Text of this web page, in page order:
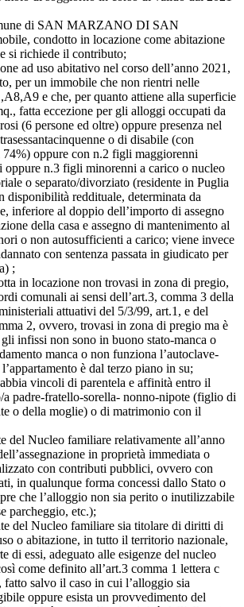
di SAN MARZANO DI SAN
condotto in locazione come abitazione
si richiede il contributo;
ad uso abitativo nel corso dell’anno 2021,
per un immobile che non rientri nelle
e che, per quanto attiene alla superficie
fatta eccezione per gli alloggi occupati da
(6 persone ed oltre) oppure presenza nel
o di disabile (con
74%) oppure con n.2 figli maggiorenni
oppure n.3 figli minorenni a carico o nucleo
o separato/divorziato (residente in Puglia
disponibilità reddituale, determinata da
inferiore al doppio dell’importo di assegno
della casa e assegno di mantenimento al
o non autosufficienti a carico; viene invece
con sentenza passata in giudicato per
;
in locazione non trovasi in zona di pregio,
comunali ai sensi dell’art.3, comma 3 della
attuativi del 5/3/99, art.1, e del
2, ovvero, trovasi in zona di pregio ma è
infissi non sono in buono stato-manca o
manca o non funziona l’autoclave-
l’appartamento è dal terzo piano in su;
vincoli di parentela e affinità entro il
padre-fratello-sorella- nonno-nipote (figlio di
o della moglie) o di matrimonio con il
del Nucleo familiare relativamente all’anno
in proprietà immediata o
con contributi pubblici, ovvero con
in qualunque forma concessi dallo Stato o
che l’alloggio non sia perito o inutilizzabile
parcheggio, etc.);
del Nucleo familiare sia titolare di diritti di
o abitazione, in tutto il territorio nazionale,
di essi, adeguato alle esigenze del nucleo
come definito all’art.3 comma 1 lettera c
salvo il caso in cui l’alloggio sia
oppure esista un provvedimento del